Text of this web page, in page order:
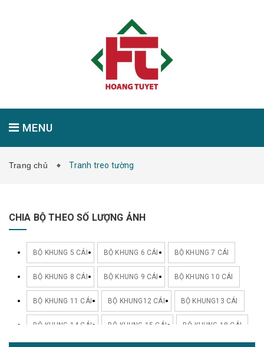
MENU
LIÊN HỆ
Trang chủ Tranh treo tường
CHIA BỘ THEO SỐ LƯỢNG ẢNH
BỘ KHUNG 5 CÁI BỘ KHUNG 6 CÁI BỘ KHUNG 7 CÁI
BỘ KHUNG 8 CÁI BỘ KHUNG 9 CÁI BỘ KHUNG 10 CÁI
BỘ KHUNG 11 CÁI BỘ KHUNG12 CÁI BỘ KHUNG13 CÁI
BỘ KHUNG 14 CÁI BỘ KHUNG 15 CÁI BỘ KHUNG 18 CÁI